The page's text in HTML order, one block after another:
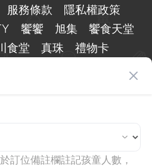
訂位備註欄註記孩童人數，
服務條款
隱私權政策
饗饗 旭集
饗食天堂
食堂 真珠 禮物卡
18:00（國定假日除外）
29084823